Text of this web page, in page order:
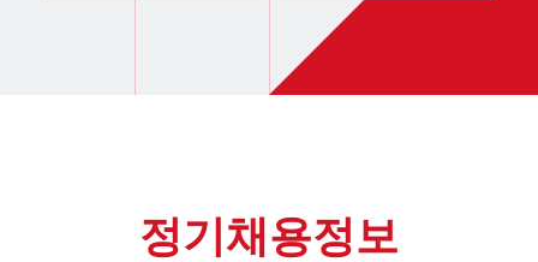
정기채용정보